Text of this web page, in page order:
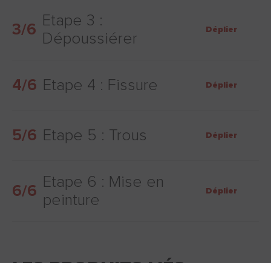
3/6
Etape 3 :
Dépoussiérer
Déplier
4/6 Etape 4 : Fissure Déplier
5/6 Etape 5 : Trous Déplier
6/6
Etape 6 : Mise en
peinture
Déplier